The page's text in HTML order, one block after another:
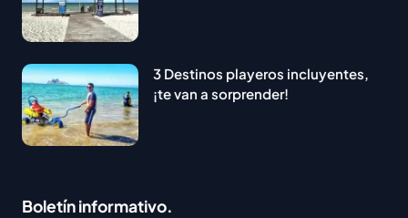
3 Destinos playeros incluyentes,
¡te van a sorprender!
Boletín informativo.